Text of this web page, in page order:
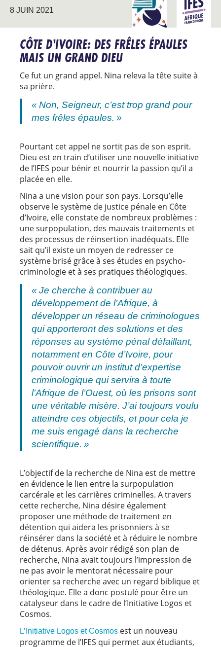
8 JUIN 2021
L’INITIATIVE LOGOS
ET COSMOS
AFRIQUE
CÔTE D'IVOIRE: DES FRÊLES ÉPAULES
MAIS UN GRAND DIEU
Ce fut un grand appel. Nina releva la tête suite à
sa prière.
« Non, Seigneur, c’est trop grand pour
mes frêles épaules. »
Pourtant cet appel ne sortit pas de son esprit.
Dieu est en train d’utiliser une nouvelle initiative
de l’IFES pour bénir et nourrir la passion qu’il a
placée en elle.
Nina a une vision pour son pays. Lorsqu’elle
observe le système de justice pénale en Côte
d’Ivoire, elle constate de nombreux problèmes :
une surpopulation, des mauvais traitements et
des processus de réinsertion inadéquats. Elle
sait qu’il existe un moyen de redresser ce
système brisé grâce à ses études en psycho-
criminologie et à ses pratiques théologiques.
« Je cherche à contribuer au
développement de l’Afrique, à
développer un réseau de criminologues
qui apporteront des solutions et des
réponses au système pénal défaillant,
notamment en Côte d’Ivoire, pour
pouvoir ouvrir un institut d’expertise
criminologique qui servira à toute
l’Afrique de l’Ouest, où les prisons sont
une véritable misère. J’ai toujours voulu
atteindre ces objectifs, et pour cela je
me suis engagé dans la recherche
scientifique. »
L’objectif de la recherche de Nina est de mettre
en évidence le lien entre la surpopulation
carcérale et les carrières criminelles. A travers
cette recherche, Nina désire également
proposer une méthode de traitement en
détention qui aidera les prisonniers à se
réinsérer dans la société et à réduire le nombre
de détenus. Après avoir rédigé son plan de
recherche, Nina avait toujours l’impression de
ne pas avoir le mentorat nécessaire pour
orienter sa recherche avec un regard biblique et
théologique. Elle a donc postulé pour être un
catalyseur dans le cadre de l’Initiative Logos et
Cosmos.
L’Initiative Logos et Cosmos est un nouveau
programme de l’IFES qui permet aux étudiants,